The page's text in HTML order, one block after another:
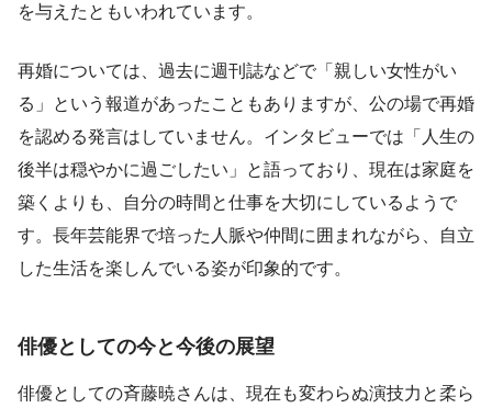
を与えたともいわれています。
再婚については、過去に週刊誌などで「親しい女性がい
る」という報道があったこともありますが、公の場で再婚
を認める発言はしていません。インタビューでは「人生の
後半は穏やかに過ごしたい」と語っており、現在は家庭を
築くよりも、自分の時間と仕事を大切にしているようで
す。長年芸能界で培った人脈や仲間に囲まれながら、自立
した生活を楽しんでいる姿が印象的です。
俳優としての今と今後の展望
俳優としての斉藤暁さんは、現在も変わらぬ演技力と柔ら